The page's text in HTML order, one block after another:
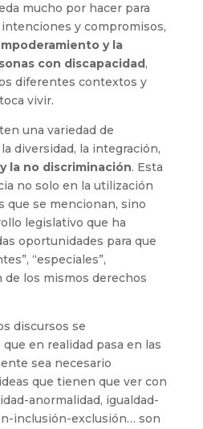
mucho por hacer para
y compromisos,
y la
con discapacidad,
diferentes contextos y
vivir.
una variedad de
diversidad, la integración,
la no discriminación. Esta
no solo en la utilización
que se mencionan, sino
legislativo que ha
oportunidades para que
“especiales”,
de los mismos derechos
discursos se
en realidad pasa en las
sea necesario
que tienen que ver con
anormalidad, igualdad-
inclusión-exclusión… son